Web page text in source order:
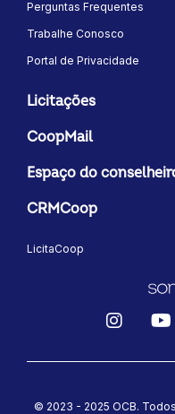
Perguntas Frequentes
Trabalhe Conosco
Portal de Privacidade
Licitações
CoopMail
Espaço do
CRMCoop
LicitaCoop
© 2023 - 2025 OCB.